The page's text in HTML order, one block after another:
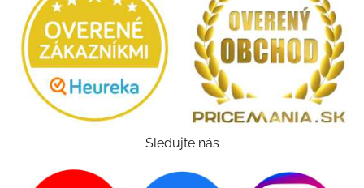
Sledujte nás